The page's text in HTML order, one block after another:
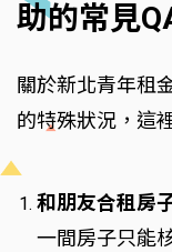
助的常見
關於新北青年租
的特殊狀況，這
和朋友合租房
一間房子只能